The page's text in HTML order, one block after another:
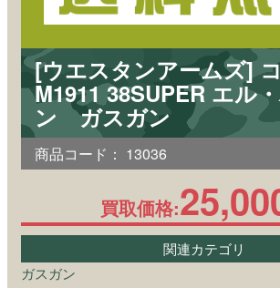
[ウエスタンアームズ]
M1911 38SUPER エル
ン ガスガン
商品コード： 13036
買取価格:
関連カテゴリ
ガスガン